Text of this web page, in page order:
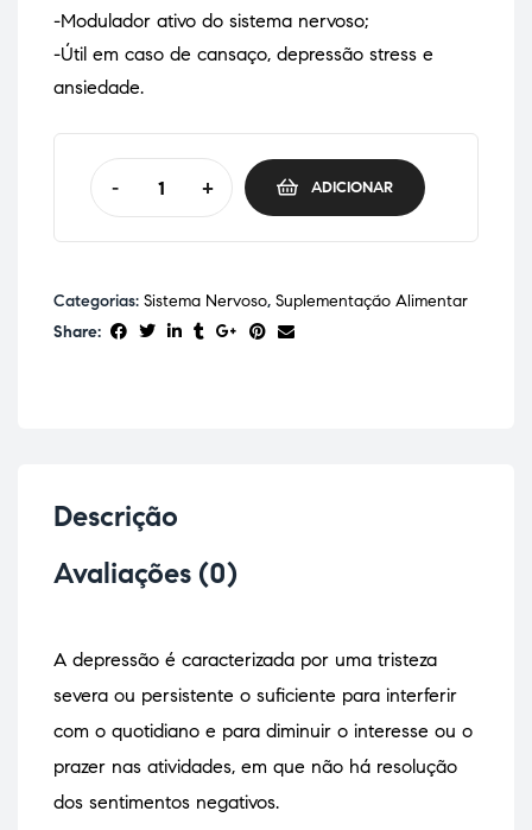
-Modulador ativo do sistema nervoso;
-Útil em caso de cansaço, depressão stress e
ansiedade.
- + ADICIONAR
Categorias: Sistema Nervoso, Suplementação Alimentar
Share:
Descrição
Avaliações (0)
A depressão é caracterizada por uma tristeza
severa ou persistente o suficiente para interferir
com o quotidiano e para diminuir o interesse ou o
prazer nas atividades, em que não há resolução
dos sentimentos negativos.